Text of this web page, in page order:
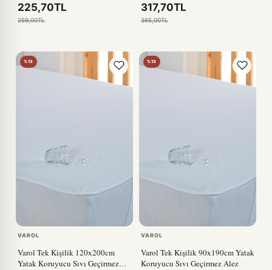
225,70TL
259,00TL
317,70TL
365,00TL
%13
VAROL
Varol Tek Kişilik 120x200cm
Yatak Koruyucu Sıvı Geçirmez
%13
VAROL
Varol Tek Kişilik 90x190cm Yatak
Koruyucu Sıvı Geçirmez Alez